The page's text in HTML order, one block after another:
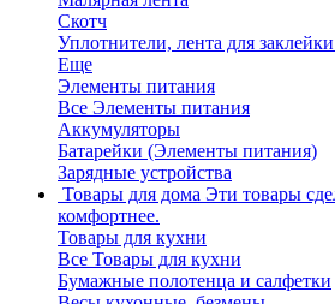
Скотч
Уплотнители, лента для
Еще
Элементы питания
Все Элементы питания
Аккумуляторы
Батарейки (Элементы питания)
Зарядные устройства
Товары для дома Эти товары
комфортнее.
Товары для кухни
Все Товары для кухни
Бумажные полотенца и салфетки